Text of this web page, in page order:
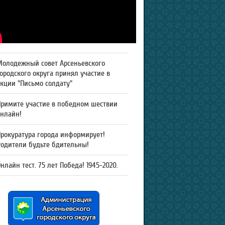
совет Арсеньевского
округа принял участие в
"Письмо солдату"
участие в победном шествии
города информирует!
будьте бдительны!
тест. 75 лет Победа! 1945-2020.